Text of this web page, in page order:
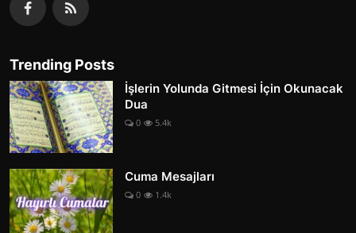
Trending Posts
İşlerin Yolunda Gitmesi İçin Okunacak
Dua
0 5.4k
Cuma Mesajları
0 1.4k